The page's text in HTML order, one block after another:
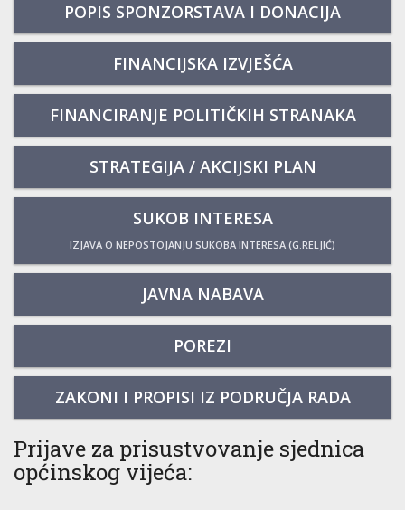
POPIS SPONZORSTAVA I DONACIJA
FINANCIJSKA IZVJEŠĆA
FINANCIRANJE POLITIČKIH STRANAKA
STRATEGIJA / AKCIJSKI PLAN
SUKOB INTERESA
IZJAVA O NEPOSTOJANJU SUKOBA INTERESA (G.RELJIĆ)
JAVNA NABAVA
POREZI
ZAKONI I PROPISI IZ PODRUČJA RADA
Prijave za prisustvovanje sjednica
općinskog vijeća: